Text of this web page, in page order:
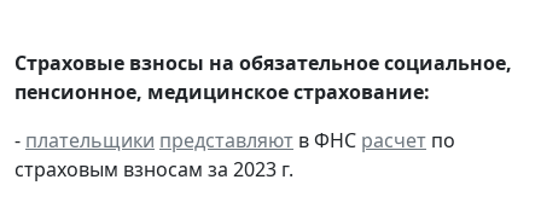
Страховые взносы на обязательное социальное,
пенсионное, медицинское страхование:
- плательщики представляют в ФНС расчет по
страховым взносам за 2023 г.